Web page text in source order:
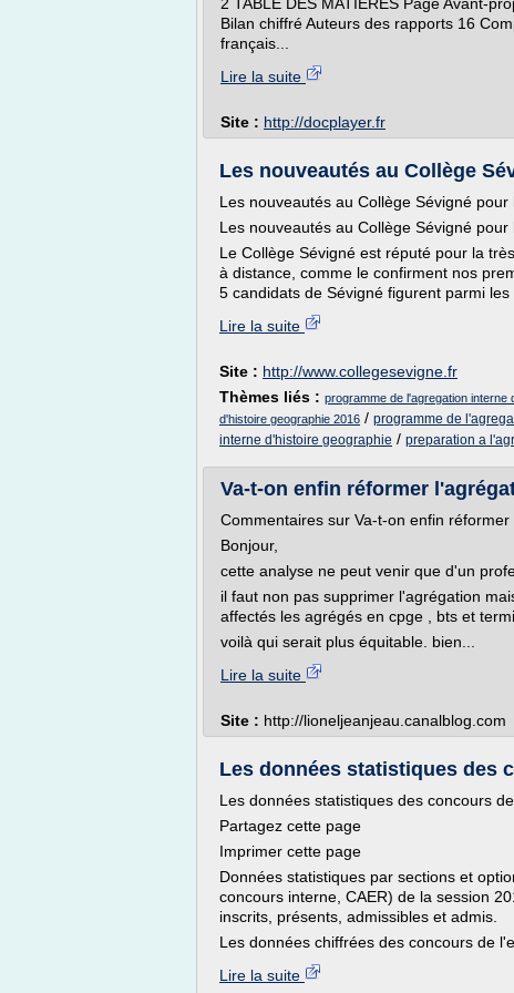
Bilan chiffré Auteurs des rapports 16
français...
Lire la suite
Site : http://docplayer.fr
Les nouveautés au Collège
Les nouveautés au Collège Sévigné pour
Les nouveautés au Collège Sévigné pour
Le Collège Sévigné est réputé pour la
à distance, comme le confirment nos
5 candidats de Sévigné figurent parmi
Lire la suite
Site : http://www.collegesevigne.fr
Thèmes liés : programme de l'agregation interne
d'histoire geographie 2016 / programme de
interne d'histoire geographie / preparation a
Va-t-on enfin réformer
Commentaires sur Va-t-on enfin
Bonjour,
cette analyse ne peut venir que d'un
il faut non pas supprimer l'agrégation
affectés les agrégés en cpge , bts et
voilà qui serait plus équitable. bien...
Lire la suite
Site : http://lioneljeanjeau.canalblog.com
Les données statistiques des
Les données statistiques des concours
Partagez cette page
Imprimer cette page
Données statistiques par sections et
concours interne, CAER) de la session
inscrits, présents, admissibles et admis.
Les données chiffrées des concours de
Lire la suite